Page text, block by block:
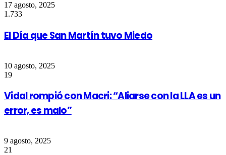
17 agosto, 2025
1.733
El Día que San Martín tuvo Miedo
10 agosto, 2025
19
Vidal rompió con Macri: “Aliarse con la LLA es un
error, es malo”
9 agosto, 2025
21